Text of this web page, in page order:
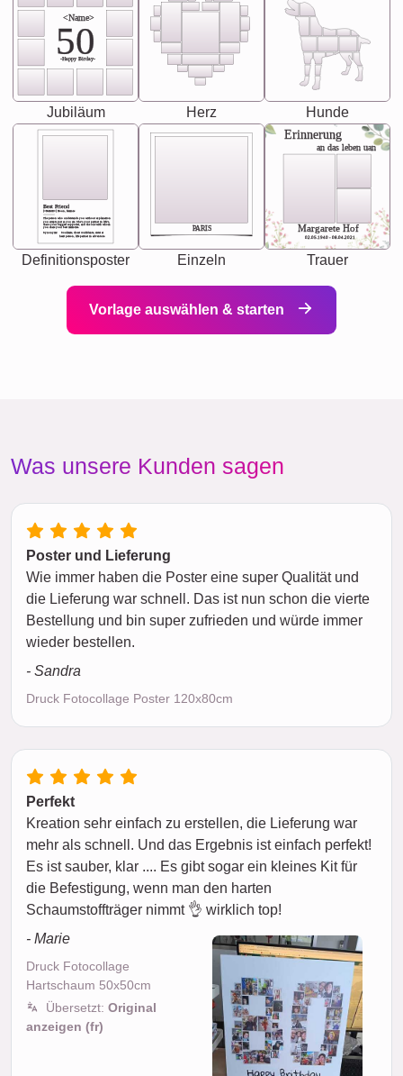
<Name>
50
-Happy Birday-
Jubiläum Herz Hunde
Best Friend
[<NAME>] Noun, feminie
Synonyms: Soulmate, closet confidante, sister at
heart person, life partner in adventure.
The person who understands you without explanation
you accepts just as you are. She's your partner in life's,
chaos your biggest supporter, and the one with whom
you share your best memories.
Definitionsposter
PARIS
Einzeln
Erinnerung
an das leben uan
Margarete Hof
02.05.1940 - 08.04.2021
Trauer
Vorlage auswählen & starten
Was unsere Kunden sagen
Poster und Lieferung
Wie immer haben die Poster eine super Qualität und
die Lieferung war schnell. Das ist nun schon die vierte
Bestellung und bin super zufrieden und würde immer
wieder bestellen.
- Sandra
Druck Fotocollage Poster 120x80cm
Perfekt
Kreation sehr einfach zu erstellen, die Lieferung war
mehr als schnell. Und das Ergebnis ist einfach perfekt!
Es ist sauber, klar .... Es gibt sogar ein kleines Kit für
die Befestigung, wenn man den harten
Schaumstoffträger nimmt 👌 wirklich top!
- Marie
Druck Fotocollage
Hartschaum 50x50cm
Übersetzt: Original
anzeigen (fr)